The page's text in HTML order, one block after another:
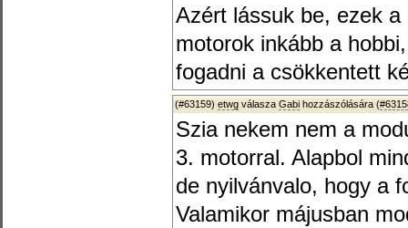
Azért lássuk be, ezek
motorok inkább a
fogadni a csökkentett
(#63159) etwg válasza Gabi hozzászólására (
Szia nekem nem a
3. motorral. Alapbol
de nyilvánvalo, hogy a
Valamikor májusban